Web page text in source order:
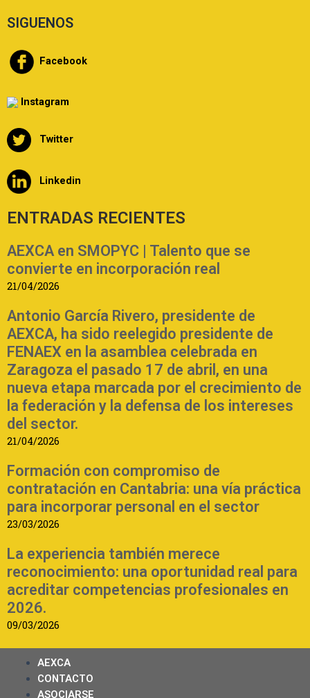
SIGUENOS
Facebook
Instagram
Twitter
Linkedin
ENTRADAS RECIENTES
AEXCA en SMOPYC | Talento que se
convierte en incorporación real
21/04/2026
Antonio García Rivero, presidente de
AEXCA, ha sido reelegido presidente de
FENAEX en la asamblea celebrada en
Zaragoza el pasado 17 de abril, en una
nueva etapa marcada por el crecimiento de
la federación y la defensa de los intereses
del sector.
21/04/2026
Formación con compromiso de
contratación en Cantabria: una vía práctica
para incorporar personal en el sector
23/03/2026
La experiencia también merece
reconocimiento: una oportunidad real para
acreditar competencias profesionales en
2026.
09/03/2026
AEXCA
CONTACTO
ASOCIARSE